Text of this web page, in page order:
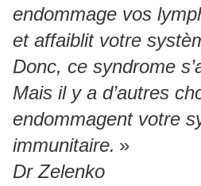
endommage vos
et affaiblit votre
Donc, ce syndrome
Mais il y a d’autres
endommagent votre
immunitaire. »
Dr Zelenko